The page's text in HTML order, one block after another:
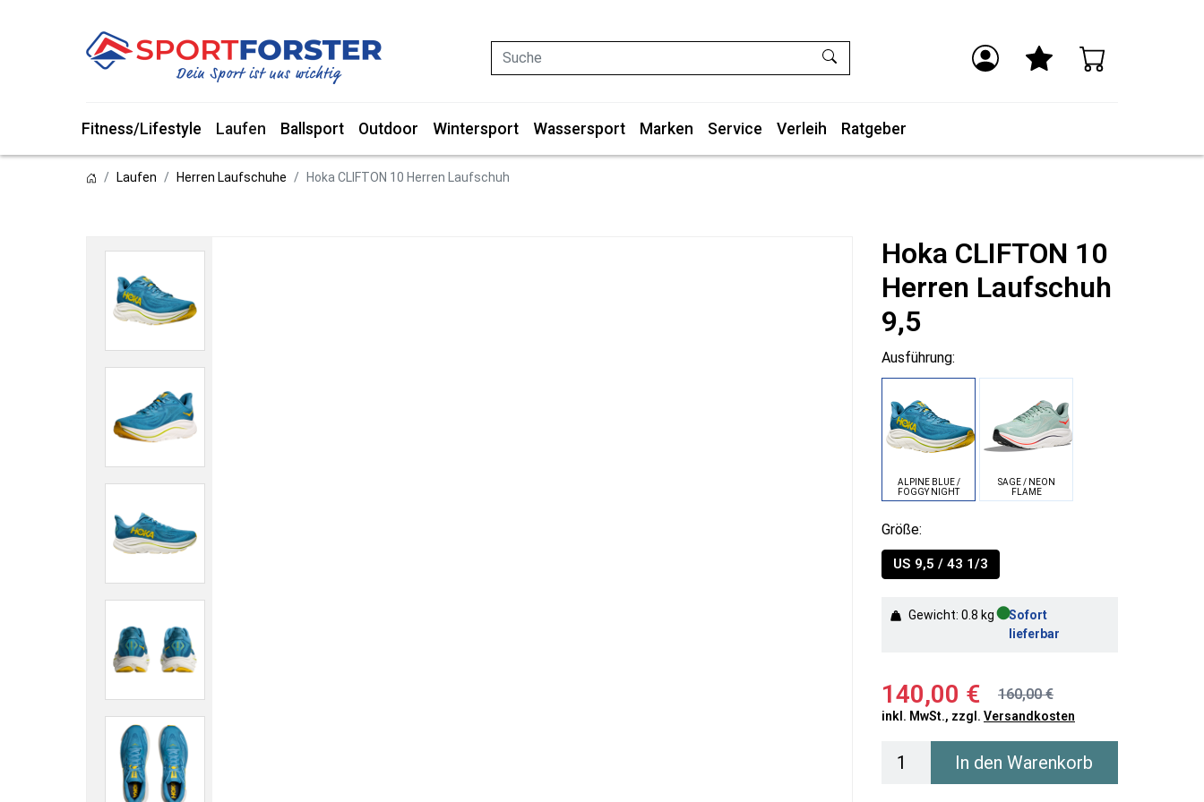
Suche
Fitness/Lifestyle Laufen Ballsport Outdoor Wintersport Wassersport Marken Service Verleih Ratgeber
Laufen Herren Laufschuhe Hoka CLIFTON 10 Herren Laufschuh
Hoka CLIFTON 10
Herren Laufschuh
9,5
Ausführung:
ALPINE BLUE /
FOGGY NIGHT
SAGE / NEON
FLAME
Größe:
US 9,5 / 43 1/3
Gewicht: 0.8 kg●Sofort
lieferbar
140,00 € 160,00 €
inkl. MwSt., zzgl. Versandkosten
In den Warenkorb